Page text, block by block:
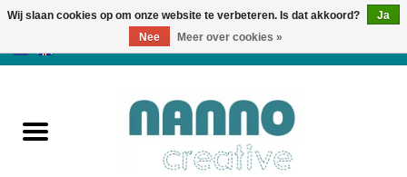
Producten
Wij slaan cookies op om onze website te verbeteren. Is dat akkoord?
Ja
Nee
Meer over cookies »